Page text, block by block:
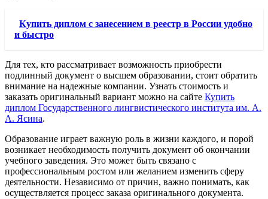
Купить диплом с занесением в реестр в России удобно
и быстро
Для тех, кто рассматривает возможность приобрести
подлинный документ о высшем образовании, стоит обратить
внимание на надежные компании. Узнать стоимость и
заказать оригинальный вариант можно на сайте Купить
диплом Государственного лингвистического института им. А.
А. Ясина.
Образование играет важную роль в жизни каждого, и порой
возникает необходимость получить документ об окончании
учебного заведения. Это может быть связано с
профессиональным ростом или желанием изменить сферу
деятельности. Независимо от причин, важно понимать, как
осуществляется процесс заказа оригинального документа.